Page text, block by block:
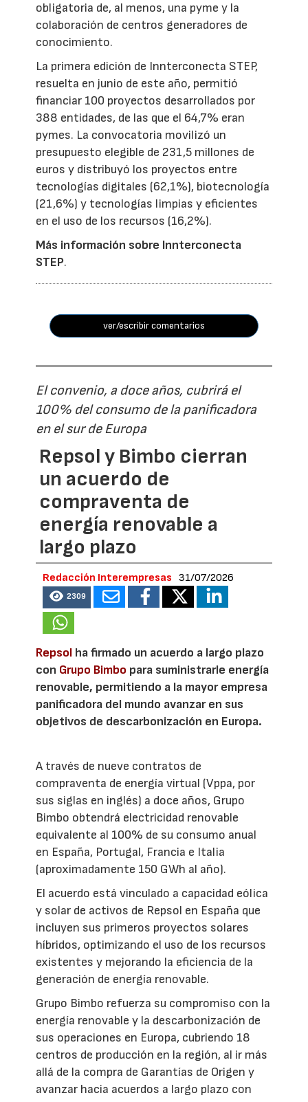
obligatoria de, al menos, una pyme y la
colaboración de centros generadores de
conocimiento.
La primera edición de Innterconecta STEP,
resuelta en junio de este año, permitió
financiar 100 proyectos desarrollados por
388 entidades, de las que el 64,7% eran
pymes. La convocatoria movilizó un
presupuesto elegible de 231,5 millones de
euros y distribuyó los proyectos entre
tecnologías digitales (62,1%), biotecnología
(21,6%) y tecnologías limpias y eficientes
en el uso de los recursos (16,2%).
Más información sobre Innterconecta
STEP.
ver/escribir comentarios
El convenio, a doce años, cubrirá el
100% del consumo de la panificadora
en el sur de Europa
Repsol y Bimbo cierran
un acuerdo de
compraventa de
energía renovable a
largo plazo
Redacción Interempresas 31/07/2026
2309
Repsol ha firmado un acuerdo a largo plazo
con Grupo Bimbo para suministrarle energía
renovable, permitiendo a la mayor empresa
panificadora del mundo avanzar en sus
objetivos de descarbonización en Europa.
A través de nueve contratos de
compraventa de energía virtual (Vppa, por
sus siglas en inglés) a doce años, Grupo
Bimbo obtendrá electricidad renovable
equivalente al 100% de su consumo anual
en España, Portugal, Francia e Italia
(aproximadamente 150 GWh al año).
El acuerdo está vinculado a capacidad eólica
y solar de activos de Repsol en España que
incluyen sus primeros proyectos solares
híbridos, optimizando el uso de los recursos
existentes y mejorando la eficiencia de la
generación de energía renovable.
Grupo Bimbo refuerza su compromiso con la
energía renovable y la descarbonización de
sus operaciones en Europa, cubriendo 18
centros de producción en la región, al ir más
allá de la compra de Garantías de Origen y
avanzar hacia acuerdos a largo plazo con